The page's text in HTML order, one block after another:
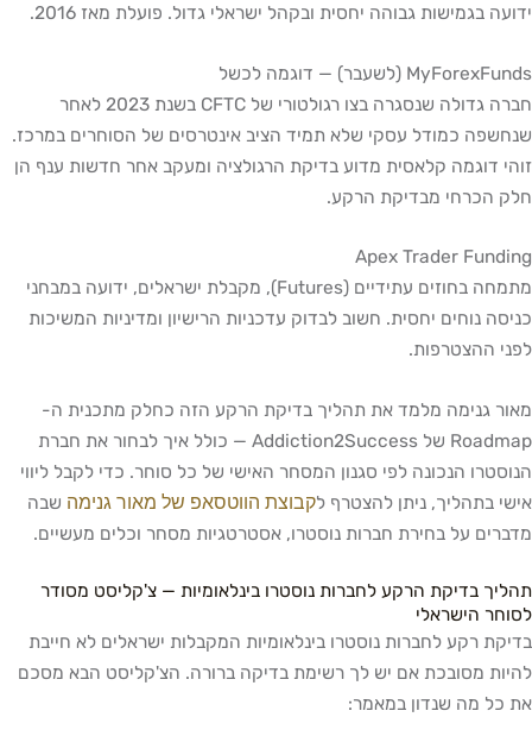
ידועה בגמישות גבוהה יחסית ובקהל ישראלי גדול. פועלת מאז 2016.
MyForexFunds (לשעבר) — דוגמה לכשל
חברה גדולה שנסגרה בצו רגולטורי של CFTC בשנת 2023 לאחר
שנחשפה כמודל עסקי שלא תמיד הציב אינטרסים של הסוחרים במרכז.
זוהי דוגמה קלאסית מדוע בדיקת הרגולציה ומעקב אחר חדשות ענף הן
חלק הכרחי מבדיקת הרקע.
Apex Trader Funding
מתמחה בחוזים עתידיים (Futures), מקבלת ישראלים, ידועה במבחני
כניסה נוחים יחסית. חשוב לבדוק עדכניות הרישיון ומדיניות המשיכות
לפני ההצטרפות.
מאור גנימה מלמד את תהליך בדיקת הרקע הזה כחלק מתכנית ה-
Roadmap של Addiction2Success — כולל איך לבחור את חברת
הנוסטרו הנכונה לפי סגנון המסחר האישי של כל סוחר. כדי לקבל ליווי
אישי בתהליך, ניתן להצטרף לקבוצת הווטסאפ של מאור גנימה שבה
מדברים על בחירת חברות נוסטרו, אסטרטגיות מסחר וכלים מעשיים.
תהליך בדיקת הרקע לחברות נוסטרו בינלאומיות — צ'קליסט מסודר
לסוחר הישראלי
בדיקת רקע לחברות נוסטרו בינלאומיות המקבלות ישראלים לא חייבת
להיות מסובכת אם יש לך רשימת בדיקה ברורה. הצ'קליסט הבא מסכם
את כל מה שנדון במאמר: